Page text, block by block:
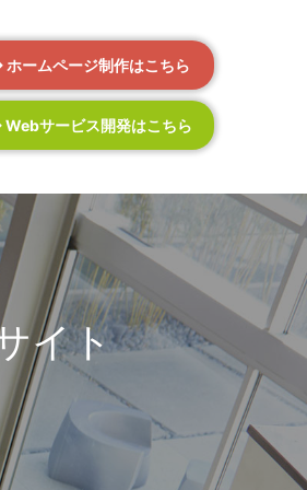
ホームページ制作はこちら
Webサービス開発はこちら
イト